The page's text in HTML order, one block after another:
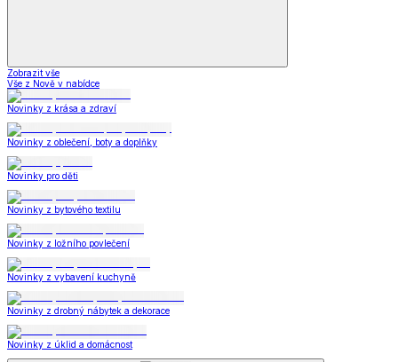
Zobrazit vše
Vše z Nově v nabídce
Novinky z krása a zdraví
Novinky z oblečení, boty a doplňky
Novinky pro děti
Novinky z bytového textilu
Novinky z ložního povlečení
Novinky z vybavení kuchyně
Novinky z drobný nábytek a dekorace
Novinky z úklid a domácnost